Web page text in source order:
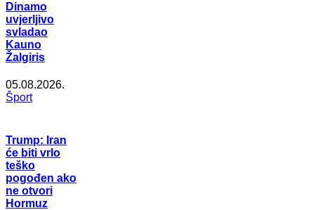
Dinamo
uvjerljivo
svladao
Kauno
Žalgiris
05.08.2026.
Šport
Trump: Iran
će biti vrlo
teško
pogođen ako
ne otvori
Hormuz